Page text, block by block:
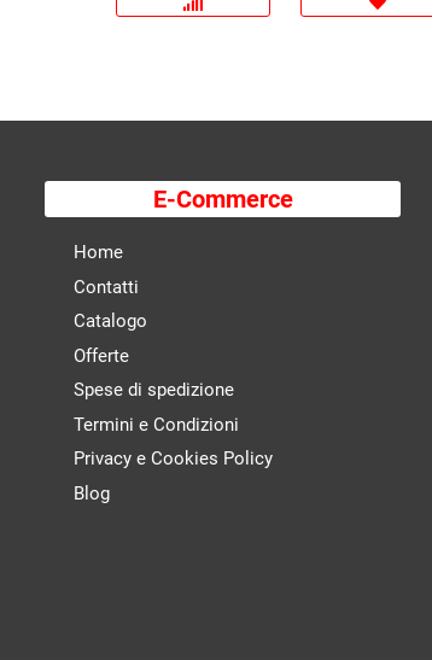
E-Commerce
Home
Contatti
Catalogo
Offerte
Spese di spedizione
Termini e Condizioni
Privacy e Cookies Policy
Blog